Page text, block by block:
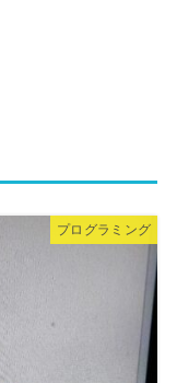
プログラミング